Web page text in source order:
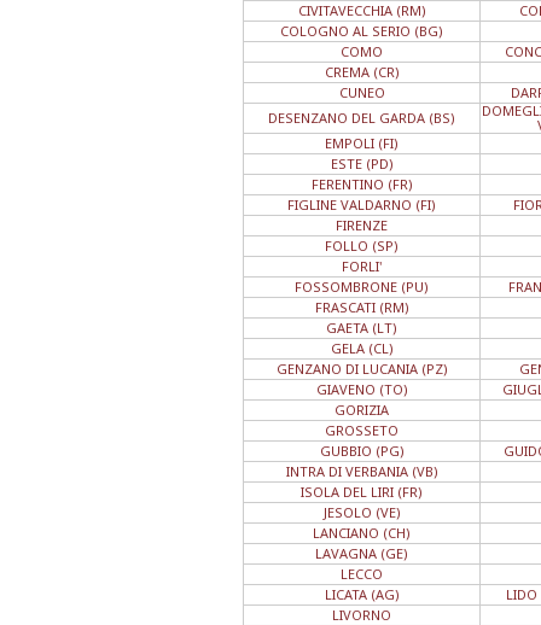
CIVITAVECCHIA (RM)
COLOGNO AL SERIO (BG)
COMO
CREMA (CR)
CUNEO
DESENZANO DEL GARDA (BS)
EMPOLI (FI)
ESTE (PD)
FERENTINO (FR)
FIGLINE VALDARNO (FI)
FIRENZE
FOLLO (SP)
FORLI'
FOSSOMBRONE (PU)
FRASCATI (RM)
GAETA (LT)
GELA (CL)
GENZANO DI LUCANIA (PZ)
GIAVENO (TO)
GORIZIA
GROSSETO
GUBBIO (PG)
INTRA DI VERBANIA (VB)
ISOLA DEL LIRI (FR)
JESOLO (VE)
LANCIANO (CH)
LAVAGNA (GE)
LECCO
LICATA (AG)
LIVORNO